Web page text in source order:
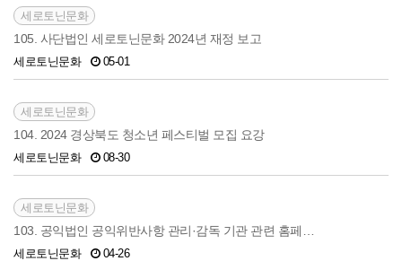
세로토닌문화
105. 사단법인 세로토닌문화 2024년 재정 보고
세로토닌문화 05-01
세로토닌문화
104. 2024 경상북도 청소년 페스티벌 모집 요강
세로토닌문화 08-30
세로토닌문화
103. 공익법인 공익위반사항 관리·감독 기관 관련 홈페…
세로토닌문화 04-26